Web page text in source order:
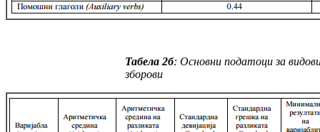
Taбeла2б: Основни податоци за
зборови